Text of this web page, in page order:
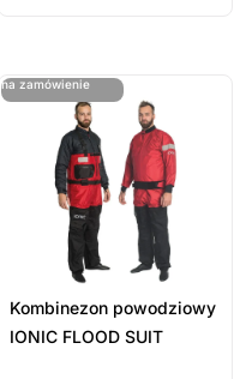
na
zamówien
na zamówienie
ostatnie sztuki
Kombinezon powodziowy
IONIC FLOOD SUIT